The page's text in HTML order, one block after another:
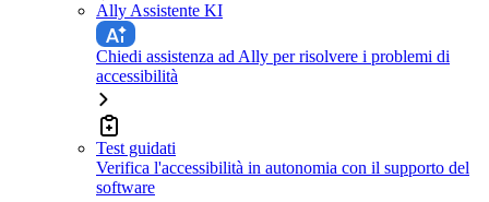
Ally Assistente KI
Chiedi assistenza ad Ally per risolvere i problemi di
accessibilità
Test guidati
Verifica l'accessibilità in autonomia con il supporto del
software